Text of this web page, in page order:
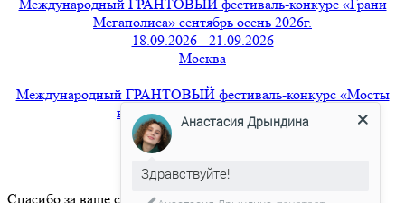
Международный ГРАНТОВЫЙ фестиваль-конкурс «Грани
Мегаполиса» сентябрь осень 2026г.
18.09.2026 - 21.09.2026
Москва
Международный ГРАНТОВЫЙ фестиваль-конкурс «Мосты
вдохновения» август 2026г.
21.08.2026 - 24.08.2026
г. Санкт-Петербург
Спасибо за ваше сообщение.
Анастасия Дрындина
Здравствуйте!